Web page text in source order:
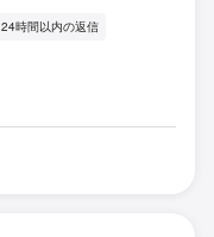
24時間以内の返信